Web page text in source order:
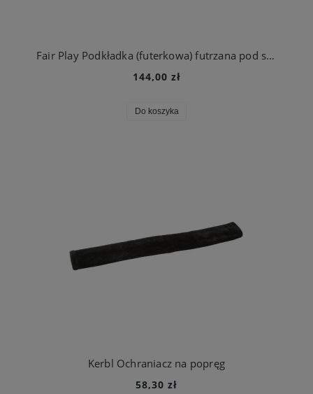
Fair Play Podkładka (futerkowa) futrzana pod siodło, czarna
144,00 zł
Do koszyka
Kerbl Ochraniacz na popręg
58,30 zł